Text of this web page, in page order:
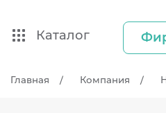
Каталог
Главная Компания